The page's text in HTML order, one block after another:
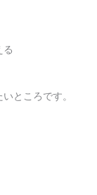
る
ところです。